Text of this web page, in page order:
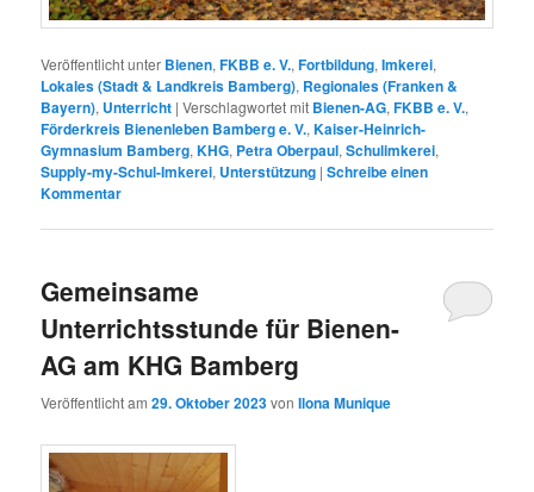
Veröffentlicht unter Bienen,FKBB e. V.,Fortbildung,Imkerei,
Lokales (Stadt & Landkreis Bamberg), Regionales (Franken &
Bayern), Unterricht |Verschlagwortet mit Bienen-AG,FKBB e. V.,
Förderkreis Bienenleben Bamberg e. V.,Kaiser-Heinrich-
Gymnasium Bamberg,KHG, Petra Oberpaul,Schulimkerei,
Supply-my-Schul-Imkerei, Unterstützung |Schreibe einen
Kommentar
Gemeinsame
Unterrichtsstunde für Bienen-
AG am KHG Bamberg
Veröffentlicht am29. Oktober 2023vonIlona Munique